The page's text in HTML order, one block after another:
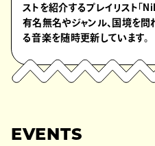
ストを紹介するプレイリスト「
有名無名やジャンル、国境を問
る音楽を随時更新しています。
EVENTS